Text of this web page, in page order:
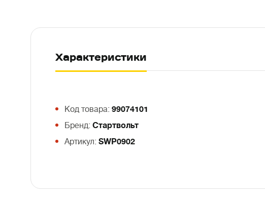
Характеристики
Код товара: 99074101
Бренд: Стартвольт
Артикул: SWP0902